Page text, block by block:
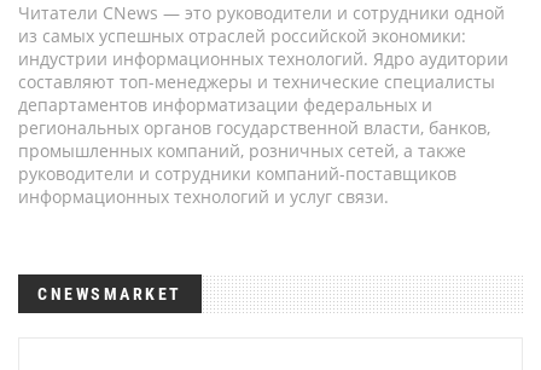
Читатели CNews — это руководители и сотрудники одной
из самых успешных отраслей российской экономики:
индустрии информационных технологий. Ядро аудитории
составляют топ-менеджеры и технические специалисты
департаментов информатизации федеральных и
региональных органов государственной власти, банков,
промышленных компаний, розничных сетей, а также
руководители и сотрудники компаний-поставщиков
информационных технологий и услуг связи.
CNEWSMARKET